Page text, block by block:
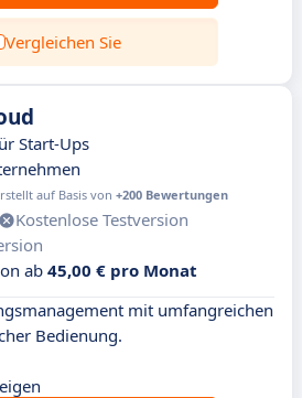
Vergleichen Sie
Start-Ups
auf Basis von +200 Bewertungen
Kostenlose Testversion
ab 45,00 € pro Monat
mit umfangreichen
Bedienung.